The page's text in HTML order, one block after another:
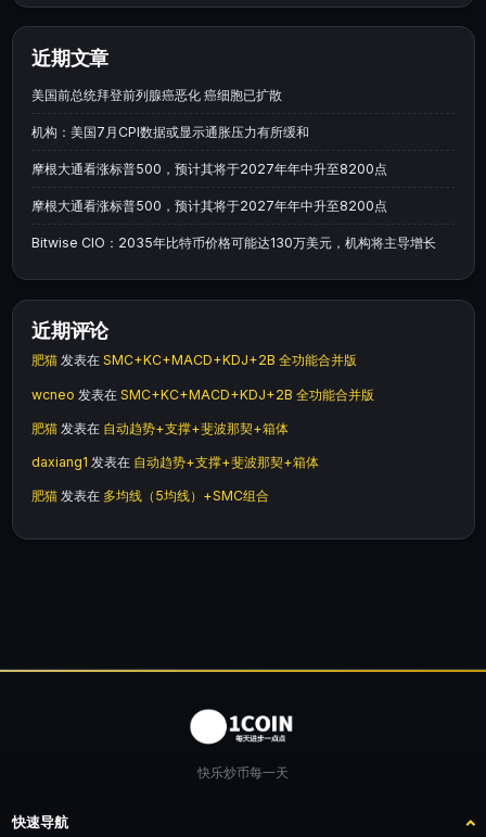
近期文章
美国前总统拜登前列腺癌恶化 癌细胞已扩散
机构：美国7月CPI数据或显示通胀压力有所缓和
摩根大通看涨标普500，预计其将于2027年年中升至8200点
摩根大通看涨标普500，预计其将于2027年年中升至8200点
Bitwise CIO：2035年比特币价格可能达130万美元，机构将主导增长
近期评论
肥猫 发表在 SMC+KC+MACD+KDJ+2B 全功能合并版
wcneo 发表在 SMC+KC+MACD+KDJ+2B 全功能合并版
肥猫 发表在 自动趋势+支撑+斐波那契+箱体
daxiang1 发表在 自动趋势+支撑+斐波那契+箱体
肥猫 发表在 多均线（5均线）+SMC组合
快乐炒币每一天
快速导航